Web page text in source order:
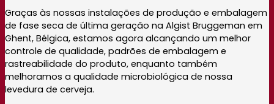
Graças às nossas instalações de produção e embalagem
de fase seca de última geração na Algist Bruggeman em
Ghent, Bélgica, estamos agora alcançando um melhor
controle de qualidade, padrões de embalagem e
rastreabilidade do produto, enquanto também
melhoramos a qualidade microbiológica de nossa
levedura de cerveja.